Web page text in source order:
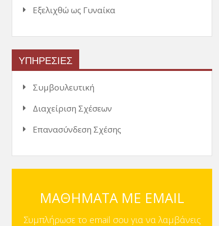
Εξελιχθώ ως Γυναίκα
ΥΠΗΡΕΣΙΕΣ
Συμβουλευτική
Διαχείριση Σχέσεων
Επανασύνδεση Σχέσης
ΜΑΘΗΜΑΤΑ ΜΕ EMAIL
Συμπλήρωσε το email σου για να λαμβάνεις